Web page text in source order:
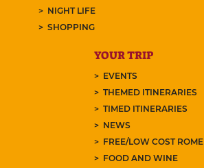
NIGHT LIFE
SHOPPING
YOUR TRIP
EVENTS
THEMED ITINERARIES
TIMED ITINERARIES
NEWS
FREE/LOW COST ROME
FOOD AND WINE